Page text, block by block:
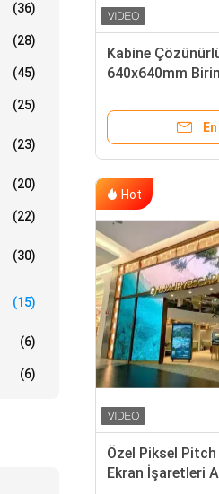
(36)
(28)
(45)
(25)
(23)
(20)
(22)
(30)
(15)
(6)
(6)
Kabine
640x640mm
İsteğe bağlı
Hot
Özel Piksel Pitch
Ekran İşaretleri